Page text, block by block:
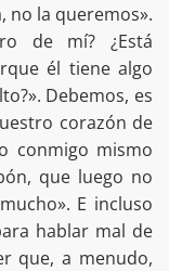
no la queremos».
de mí? ¿Está
él tiene algo
Debemos, es
corazón de
conmigo mismo
que luego no
E incluso
hablar mal de
que, a menudo,